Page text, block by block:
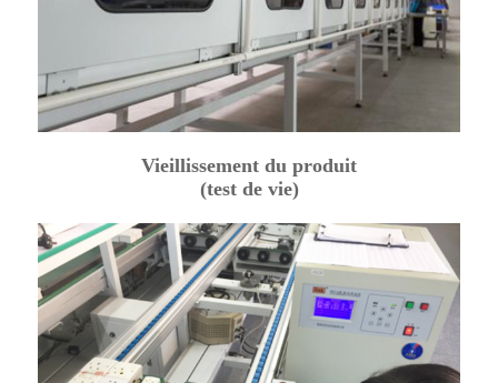
Vieillissement du produit
(test de vie)